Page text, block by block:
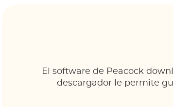
El software de Peacock
descargador le permite